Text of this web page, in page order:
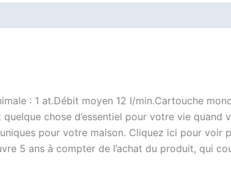
: 1 at.Débit moyen 12 I/min.Cartouche
quelque chose d’essentiel pour votre vie quand
pour votre maison. Cliquez ici pour voir
5 ans à compter de l’achat du produit, qui